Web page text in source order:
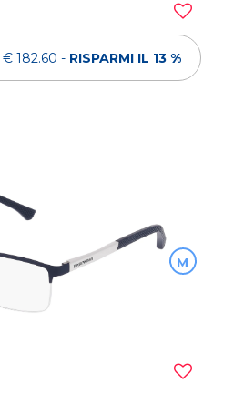
€ 182.60 - RISPARMI IL 13 %
M